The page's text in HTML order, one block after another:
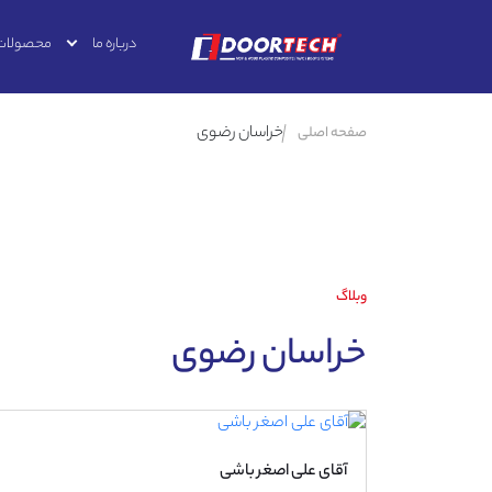
درباره ما
صفحه اصلی خراسان رضوی
وبلاگ
خراسان رضوی
آقای علی اصغر باشی